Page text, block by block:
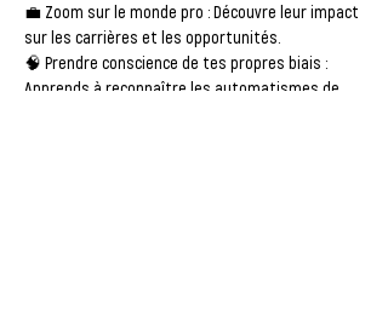
💼 Zoom sur le monde pro : Découvre leur impact
sur les carrières et les opportunités.
🧠 Prendre conscience de tes propres biais :
Apprends à reconnaître les automatismes de